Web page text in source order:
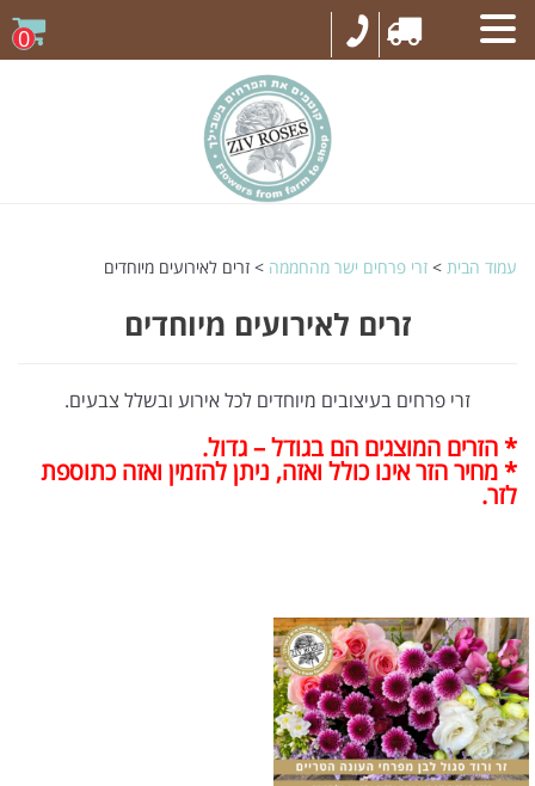
0
עמוד הבית > זרי פרחים ישר מהחממה > זרים לאירועים מיוחדים
זרים לאירועים מיוחדים
זרי פרחים בעיצובים מיוחדים לכל אירוע ובשלל צבעים.
* הזרים המוצגים הם בגודל – גדול.
* מחיר הזר אינו כולל ואזה, ניתן להזמין ואזה כתוספת
לזר.